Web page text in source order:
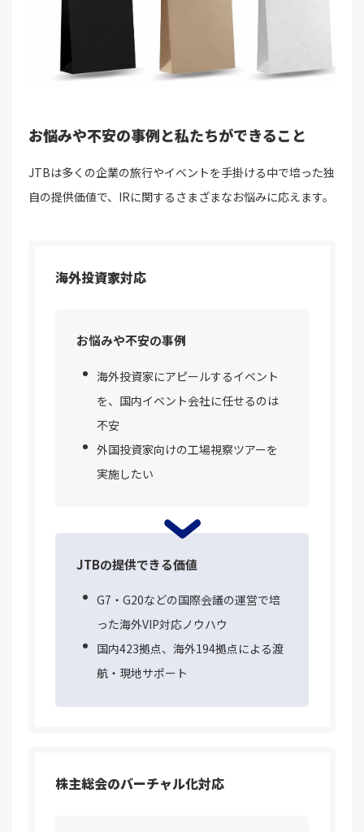
お悩みや不安の事例と私たちができること
JTBは多くの企業の旅行やイベントを手掛ける中で培った独
自の提供価値で、IRに関するさまざまなお悩みに応えます。
海外投資家対応
お悩みや不安の事例
海外投資家にアピールするイベント
を、国内イベント会社に任せるのは
不安
外国投資家向けの工場視察ツアーを
実施したい
JTBの提供できる価値
G7・G20などの国際会議の運営で培
った海外VIP対応ノウハウ
国内423拠点、海外194拠点による渡
航・現地サポート
株主総会のバーチャル化対応